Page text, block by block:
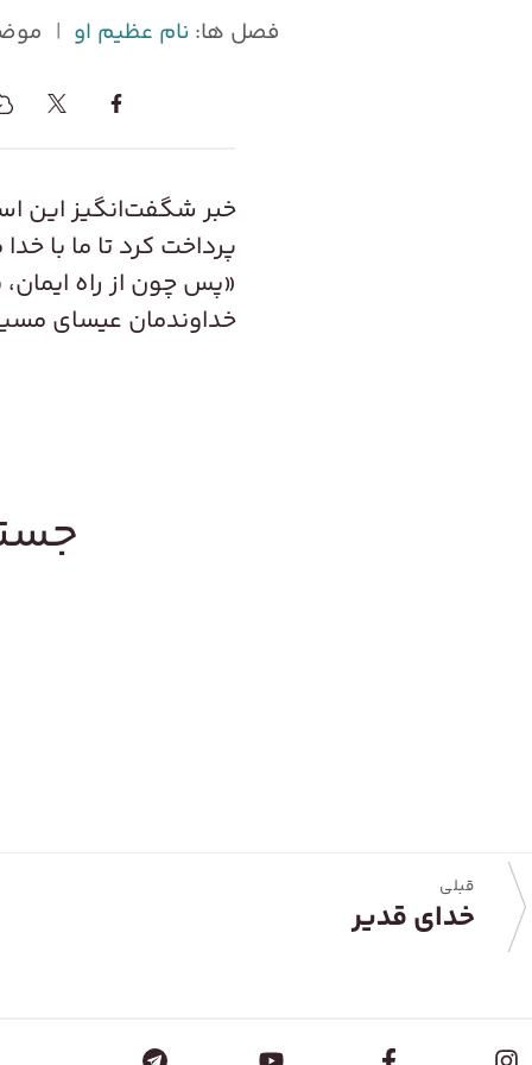
فصل ها: نام عظیم او |
خبر شگفت‌انگیز این
پرداخت کرد تا ما با
«پس چون از راه
خداوندمان عیسای مسیح
قبلی
خدای قدیر